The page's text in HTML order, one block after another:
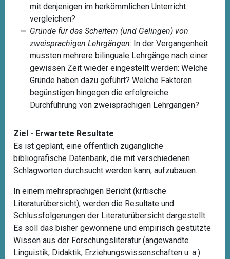
mit denjenigen im herkömmlichen Unterricht
vergleichen?
Gründe für das Scheitern (und Gelingen) von
zweisprachigen Lehrgängen: In der Vergangenheit
mussten mehrere bilinguale Lehrgänge nach einer
gewissen Zeit wieder eingestellt werden: Welche
Gründe haben dazu geführt? Welche Faktoren
begünstigen hingegen die erfolgreiche
Durchführung von zweisprachigen Lehrgängen?
Ziel - Erwartete Resultate
Es ist geplant, eine öffentlich zugängliche
bibliografische Datenbank, die mit verschiedenen
Schlagworten durchsucht werden kann, aufzubauen.
In einem mehrsprachigen Bericht (kritische
Literaturübersicht), werden die Resultate und
Schlussfolgerungen der Literaturübersicht dargestellt.
Es soll das bisher gewonnene und empirisch gestützte
Wissen aus der Forschungsliteratur (angewandte
Linguistik, Didaktik, Erziehungswissenschaften u. a.)